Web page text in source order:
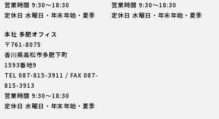
営業時間 9:30〜18:30
定休日 水曜日・年末年始・夏季
営業時間 9:30〜18:30
定休日 水曜日・年末年始・夏季
本社 多肥オフィス
〒761-8075
香川県高松市多肥下町
1593番地9
TEL 087-815-3911 / FAX 087-
815-3913
営業時間 9:30〜18:30
定休日 水曜日・年末年始・夏季